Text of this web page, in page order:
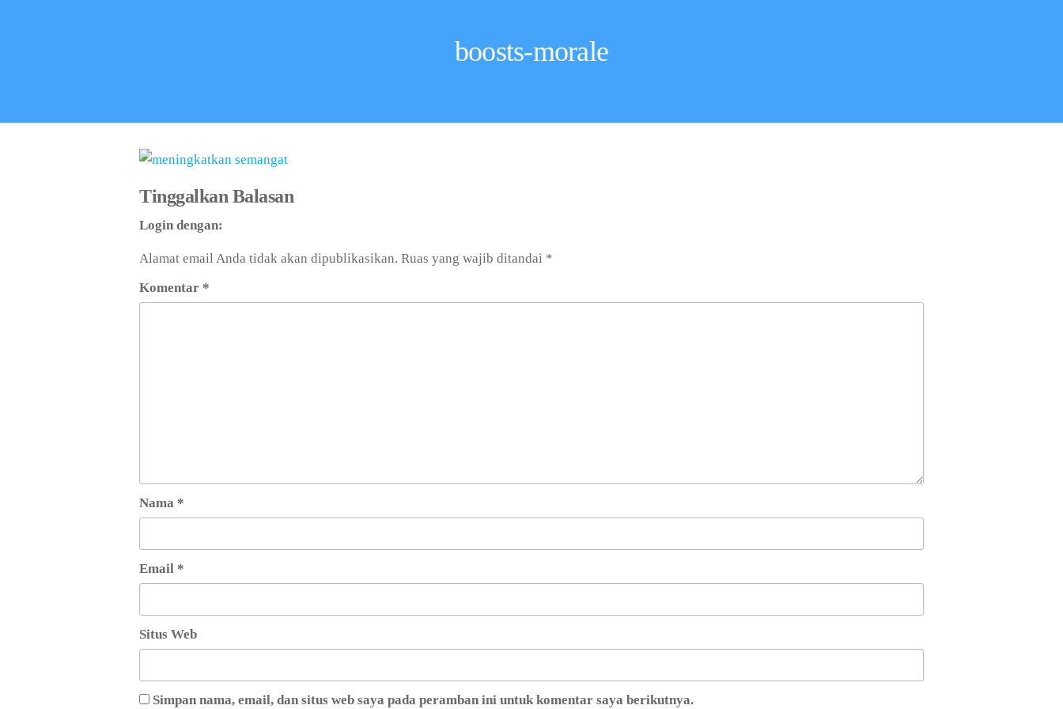
boosts-morale
Tinggalkan Balasan
Login dengan:
Alamat email Anda tidak akan dipublikasikan. Ruas yang wajib ditandai *
Komentar *
Nama *
Email *
Situs Web
Simpan nama, email, dan situs web saya pada peramban ini untuk komentar saya berikutnya.